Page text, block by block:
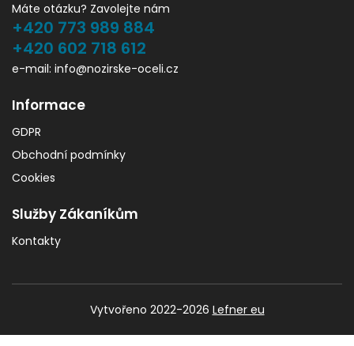
Máte otázku? Zavolejte nám
+420 773 989 884
+420 602 718 612
e-mail: info@nozirske-oceli.cz
Informace
GDPR
Obchodní podmínky
Cookies
Služby Zákaníkům
Kontakty
Vytvořeno 2022-2026 Lefner eu